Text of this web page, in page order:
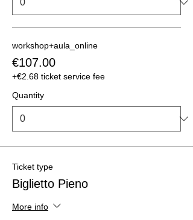
workshop+aula_online
€107.00
+€2.68 ticket service fee
Quantity
Ticket type
Biglietto Pieno
More info